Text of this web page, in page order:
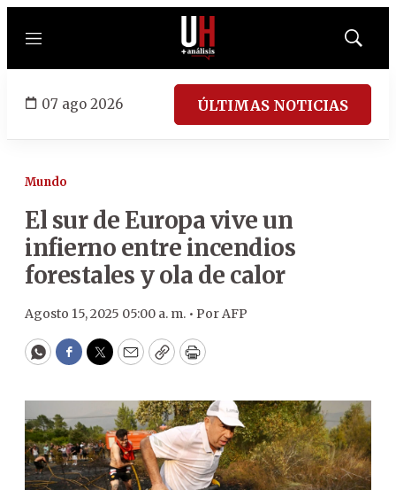
Menú
Mostrar
07 ago 2026 ÚLTIMAS NOTICIAS
Mundo
El sur de Europa vive un
infierno entre incendios
forestales y ola de calor
Agosto 15, 2025 05:00 a. m. • PorAFP
WhatsApp
Facebook
Twitter
EmailCopyPrint